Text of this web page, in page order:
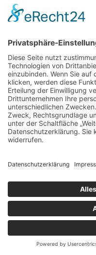
Roter Faden
Text-Hand
Autorenlesung
Texte von
Hörtexte
Klasse
Klasse
Klasse 4d
Tests
Spiele, Lieder,
Ideen zum
Advent
Winter
Frühling
Sommer